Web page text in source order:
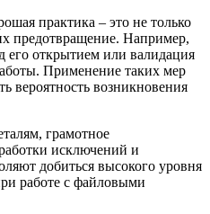
практика – это не только
предотвращение. Например,
его открытием или валидация
Применение таких мер
вероятность возникновения
грамотное
исключений и
добиться высокого уровня
работе с файловыми